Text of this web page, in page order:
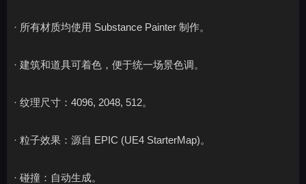
· 所有材质均使用 Substance Painter 制作。
· 建筑和道具可着色，便于统一场景色调。
· 纹理尺寸：4096, 2048, 512。
· 粒子效果：源自 EPIC (UE4 StarterMap)。
· 碰撞：自动生成。